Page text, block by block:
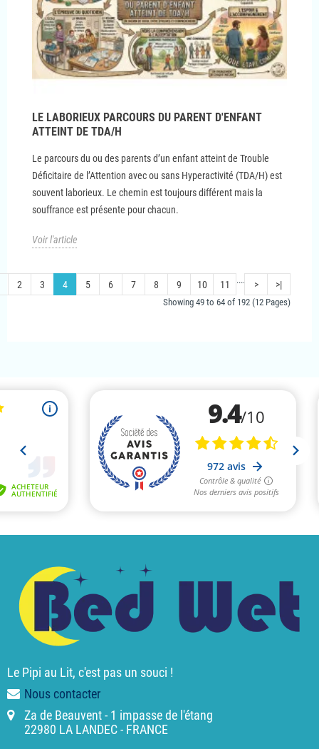
LE LABORIEUX PARCOURS DU PARENT D'ENFANT
ATTEINT DE TDA/H
Le parcours du ou des parents d’un enfant atteint de Trouble
Déficitaire de l’Attention avec ou sans Hyperactivité (TDA/H) est
souvent laborieux. Le chemin est toujours différent mais la
souffrance est présente pour chacun.
Voir l'article
2 3 4 5 6 7 8 9 10 11 .... > >|
Showing 49 to 64 of 192 (12 Pages)
Le Pipi au Lit, c'est pas un souci !
Nous contacter
Za de Beauvent - 1 impasse de l'étang
22980 LA LANDEC - FRANCE